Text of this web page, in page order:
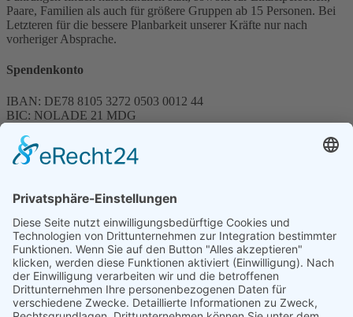
Paare, Familien als auch für größere Gruppen ab 15 Personen. Bei
Letzteren für die bessere Planbarkeit unserer Kräfte nur nach
vorheriger Absprache.
Spendenkonto
IBAN: DE78 8105 3272 0503 0012 44
BIC: NOLADE 21 MDG
Spenden können steuerlich abgesetzt werden
Förderung
© 1987 – 2025
Storchenhof Loburg e.V.
Alle Rechte vorbehalten.